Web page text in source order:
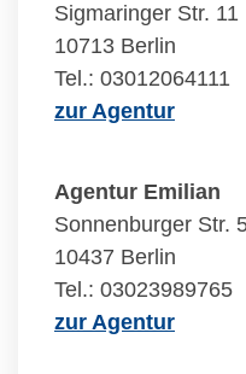
Sigmaringer Str. 11
10713 Berlin
Tel.: 03012064111
zur Agentur
Agentur Emilian
Sonnenburger Str.
10437 Berlin
Tel.: 03023989765
zur Agentur